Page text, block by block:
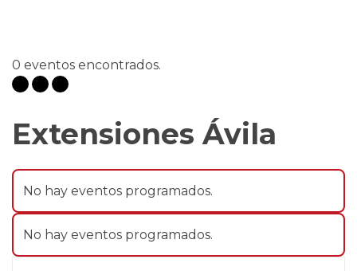
0 eventos encontrados.
Extensiones Ávila
No hay eventos programados.
No hay eventos programados.